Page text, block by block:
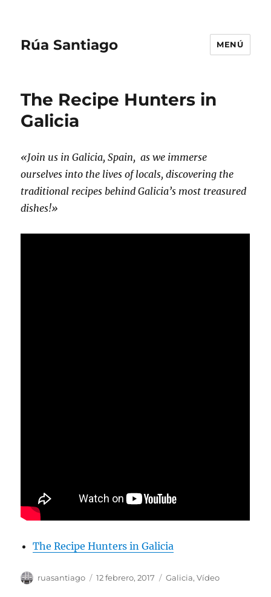
Rúa Santiago MENÚ
The Recipe Hunters in
Galicia
«Join us in Galicia, Spain, as we immerse
ourselves into the lives of locals, discovering the
traditional recipes behind Galicia’s most treasured
dishes!»
The Recipe Hunters in Galicia
Autor
ruasantiago
Publicado
12 febrero, 2017 Categorías
Galicia,Vídeo